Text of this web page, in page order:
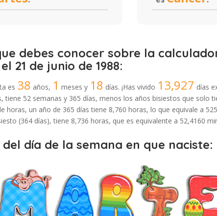
debes conocer sobre la
21 de junio de 1988:
es 38 años, 1 meses y 18 días. ¡Has vivido 13,927 días
tiene 52 semanas y 365 días, menos los años bisiestos que solo
horas, un año de 365 días tiene 8,760 horas, lo que equivale a
(364 días), tiene 8,736 horas, que es equivalente a 52,4160
del día de la semana en que naciste: